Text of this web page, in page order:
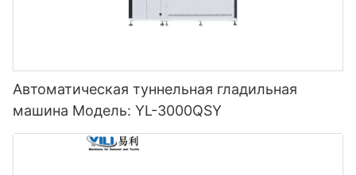
Автоматическая туннельная гладильная
машина Модель: YL-3000QSY